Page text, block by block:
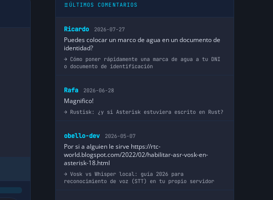
ÚLTIMOS COMENTARIOS
Ricardo 2026-07-27
Puedes colocar un marco de agua en un documento de
identidad?
Cómo poner rápidamente una marca de agua a tu DNI
o documento de identificación
Rafa 2026-06-28
Magnifico!
Rustisk: ¿y si Asterisk estuviera escrito en Rust?
obello-dev 2026-05-07
Por si a alguien le sirve https://rtc-
world.blogspot.com/2022/02/habilitar-asr-vosk-en-
asterisk-18.html
Vosk vs Whisper local: guía 2026 para
reconocimiento de voz (STT) en tu propio servidor